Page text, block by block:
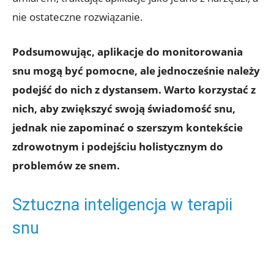
nie ostateczne rozwiązanie.
Podsumowując, aplikacje do monitorowania
snu mogą być pomocne, ale jednocześnie należy
podejść do nich z dystansem. Warto korzystać z
nich, aby zwiększyć swoją świadomość snu,
jednak nie zapominać o szerszym kontekście
zdrowotnym i podejściu holistycznym do
problemów ze snem.
Sztuczna inteligencja w terapii
snu